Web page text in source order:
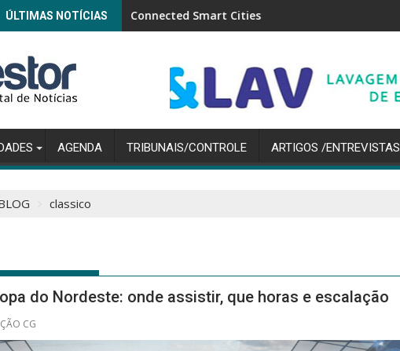
ÚLTIMAS NOTÍCIAS
Connected Smart Cities
AGENDA TRIBUNAIS/CONTROLE ARTIGOS /ENTREVISTAS
classico
do Nordeste: onde assistir, que horas e escalação
CG